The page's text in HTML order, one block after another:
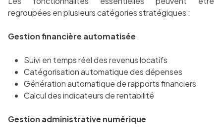
regroupées en plusieurs catégories stratégiques :
Gestion financière automatisée
Suivi en temps réel des revenus locatifs
Catégorisation automatique des dépenses
Génération automatique de rapports financiers
Calcul des indicateurs de rentabilité
Gestion administrative numérique